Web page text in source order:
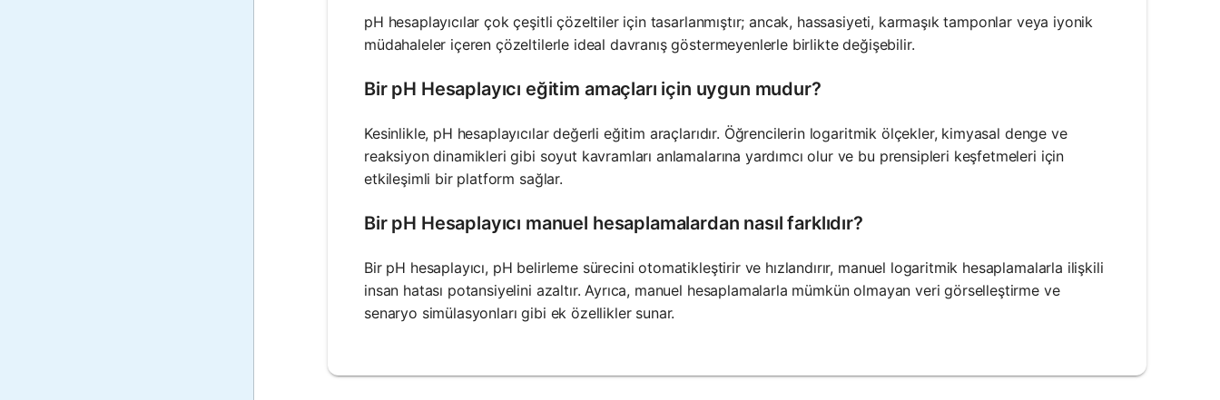
pH hesaplayıcılar çok çeşitli çözeltiler için tasarlanmıştır; ancak, hassasiyeti, karmaşık tamponlar veya iyonik
müdahaleler içeren çözeltilerle ideal davranış göstermeyenlerle birlikte değişebilir.
Bir pH Hesaplayıcı eğitim amaçları için uygun mudur?
Kesinlikle, pH hesaplayıcılar değerli eğitim araçlarıdır. Öğrencilerin logaritmik ölçekler, kimyasal denge ve
reaksiyon dinamikleri gibi soyut kavramları anlamalarına yardımcı olur ve bu prensipleri keşfetmeleri için
etkileşimli bir platform sağlar.
Bir pH Hesaplayıcı manuel hesaplamalardan nasıl farklıdır?
Bir pH hesaplayıcı, pH belirleme sürecini otomatikleştirir ve hızlandırır, manuel logaritmik hesaplamalarla ilişkili
insan hatası potansiyelini azaltır. Ayrıca, manuel hesaplamalarla mümkün olmayan veri görselleştirme ve
senaryo simülasyonları gibi ek özellikler sunar.